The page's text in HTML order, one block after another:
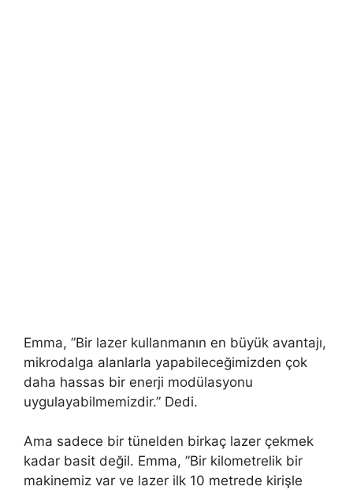
Emma, ​​”Bir lazer kullanmanın en büyük avantajı,
mikrodalga alanlarla yapabileceğimizden çok
daha hassas bir enerji modülasyonu
uygulayabilmemizdir.” Dedi.
Ama sadece bir tünelden birkaç lazer çekmek
kadar basit değil. Emma, ​​”Bir kilometrelik bir
makinemiz var ve lazer ilk 10 metrede kirişle